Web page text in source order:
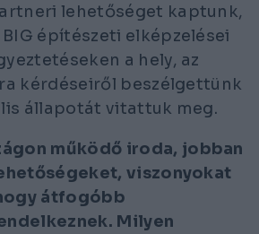
lehetőséget kaptunk,
építészeti elképzelései
a hely, az
kérdéseiről beszélgettünk
állapotát vitattuk meg.
működő iroda, jobban
viszonyokat
átfogóbb
Milyen